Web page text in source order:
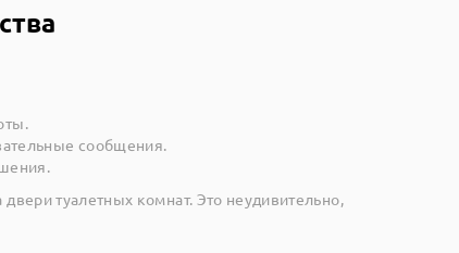
сообщения.
туалетных комнат. Это неудивительно,